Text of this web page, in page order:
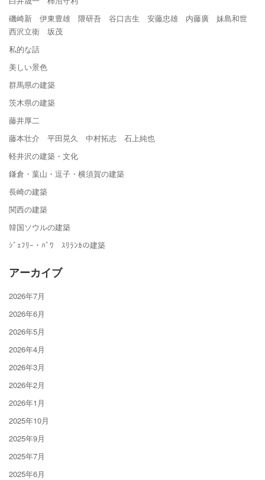
磯崎新 伊東豊雄 隈研吾 谷口吉生 安藤忠雄 内藤廣 妹島和世
西沢立衛 坂茂
私的な話
美しい景色
群馬県の建築
茨木県の建築
藤井厚二
藤本壮介 平田晃久 中村拓志 石上純也
軽井沢の建築・文化
鎌倉・葉山・逗子・横須賀の建築
長崎の建築
関西の建築
韓国ソウルの建築
ｼﾞｪﾌﾘｰ・ﾊﾞﾜ ｽﾘﾗﾝｶの建築
アーカイブ
2026年7月
2026年6月
2026年5月
2026年4月
2026年3月
2026年2月
2026年1月
2025年10月
2025年9月
2025年7月
2025年6月